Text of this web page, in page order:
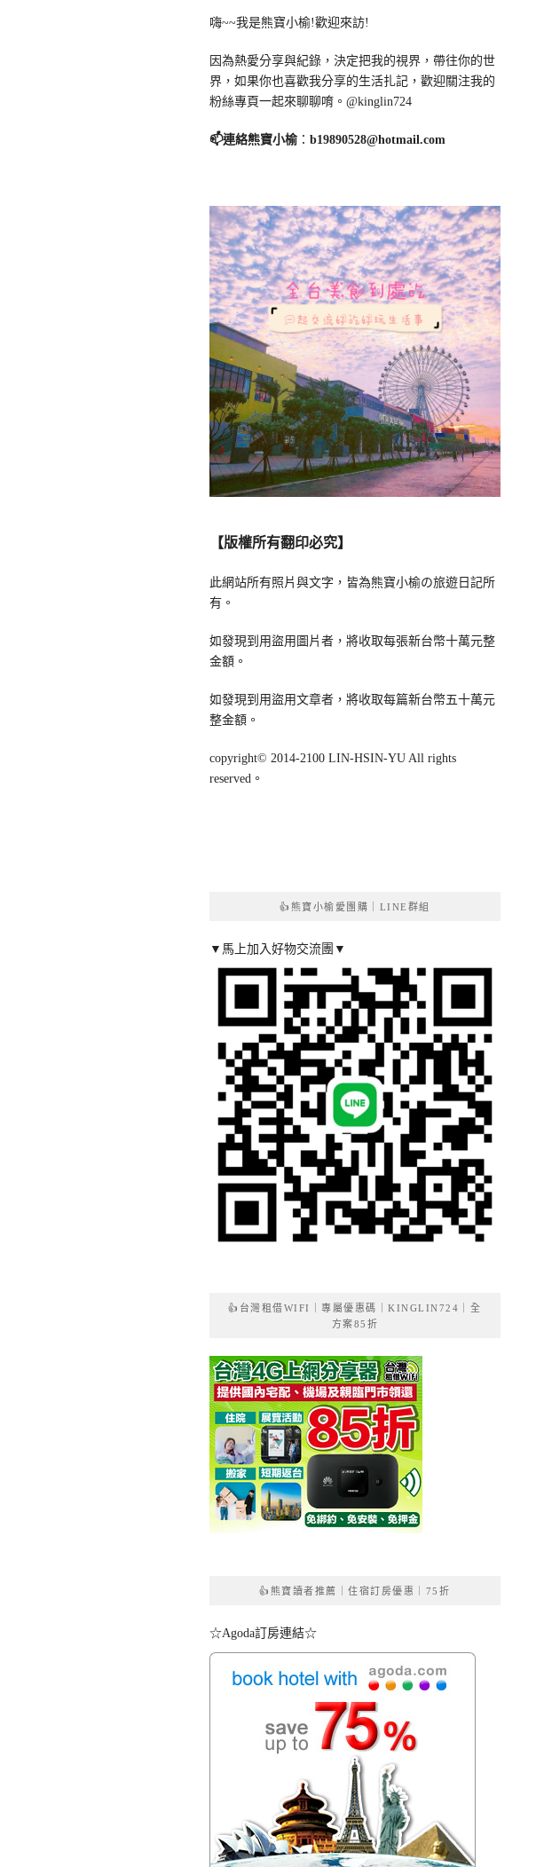
嗨~~我是熊寶小榆!歡迎來訪!
因為熱愛分享與紀錄，決定把我的視界，帶往你的世
界，如果你也喜歡我分享的生活扎記，歡迎關注我的
粉絲專頁一起來聊聊唷。@kinglin724
📫連絡熊寶小榆： b19890528@hotmail.com
【版權所有翻印必究】
此網站所有照片與文字，皆為熊寶小榆の旅遊日記所
有。
如發現到用盜用圖片者，將收取每張新台幣十萬元整
金額。
如發現到用盜用文章者，將收取每篇新台幣五十萬元
整金額。
copyright© 2014-2100 LIN-HSIN-YU All rights
reserved。
👍熊寶小榆愛團購｜LINE群組
▼馬上加入好物交流團▼
👍台灣租借WIFI｜專屬優惠碼｜KINGLIN724｜全
方案85折
👍熊寶讀者推薦｜住宿訂房優惠｜75折
☆Agoda訂房連結☆